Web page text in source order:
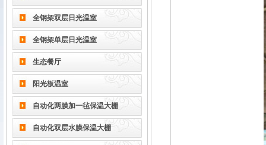
全钢架双层日光温室
全钢架单层日光温室
生态餐厅
阳光板温室
自动化两膜加一毡保温大棚
自动化双层水膜保温大棚